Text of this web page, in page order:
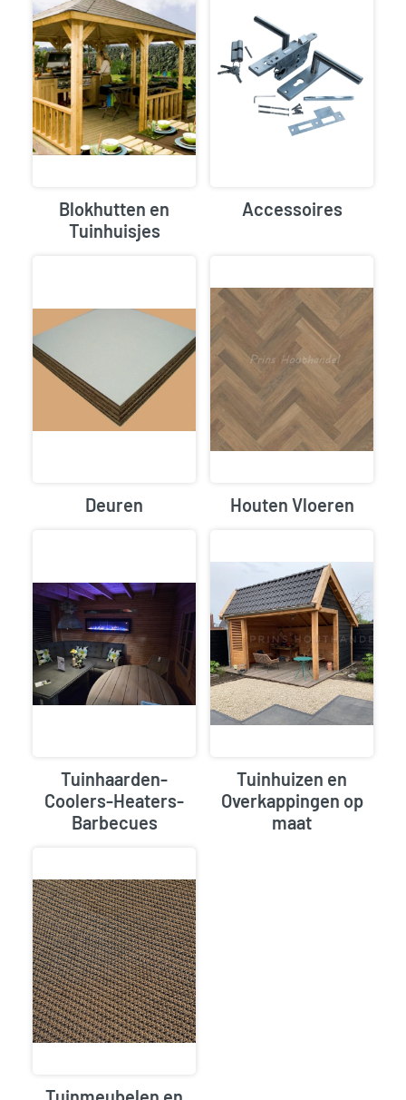
Blokhutten en
Tuinhuisjes
Accessoires
Deuren Houten Vloeren
Tuinhaarden-
Coolers-Heaters-
Barbecues
Tuinhuizen en
Overkappingen op
maat